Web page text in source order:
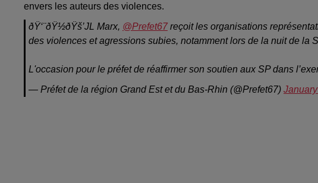
envers les auteurs des violences.
ðŸ‘¨ðŸ½‍ðŸš’JL Marx, @Prefet67reçoit les organisations
des violences et agressions subies, notamment lors de la nuit de la
L'occasion pour le préfet de réaffirmer son soutien aux SP dans
— Préfet de la région Grand Est et du Bas-Rhin (@Prefet67)